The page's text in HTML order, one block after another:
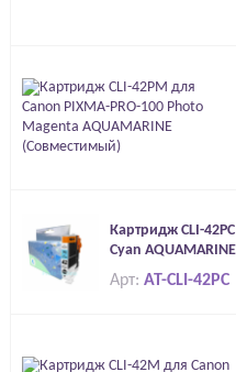
Картридж CLI-
Cyan
Арт: AT-CLI-42PC